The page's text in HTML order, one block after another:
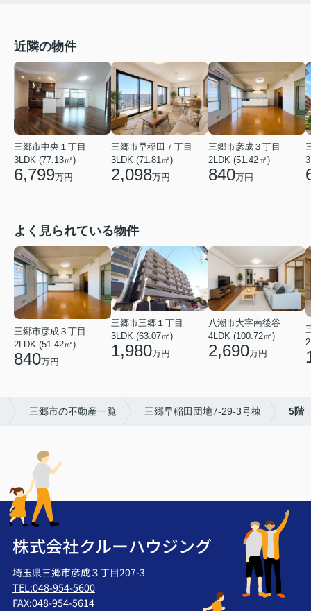
近隣の物件
三郷市中央１丁目
3LDK (77.13㎡)
6,799万円
三郷市早稲田７丁目
3LDK (71.81㎡)
2,098万円
三郷市彦成３丁目
2LDK (51.42㎡)
840万円
よく見られている物件
三郷市彦成３丁目
2LDK (51.42㎡)
840万円
三郷市三郷１丁目
3LDK (63.07㎡)
1,980万円
八潮市大字南後谷
4LDK (100.72㎡)
2,690万円
三郷市の不動産一覧 三郷早稲田団地7-29-3号棟 5階
株式会社クルーハウジング
埼玉県三郷市彦成３丁目207-3
TEL:048-954-5600
FAX:048-954-5614